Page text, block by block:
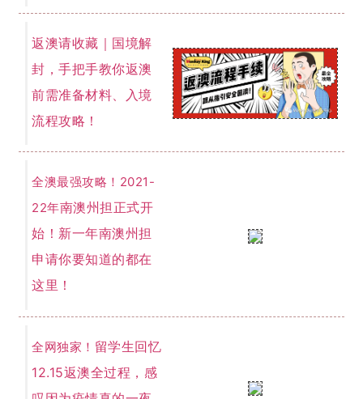
返澳请收藏｜国境解
封，手把手教你返澳
前需准备材料、入境
流程攻略！
全澳最强攻略！2021-
22年南澳州担正式开
始！新一年南澳州担
申请你要知道的都在
这里！
全网独家！ 留学生回忆
12.15返澳全过程，感